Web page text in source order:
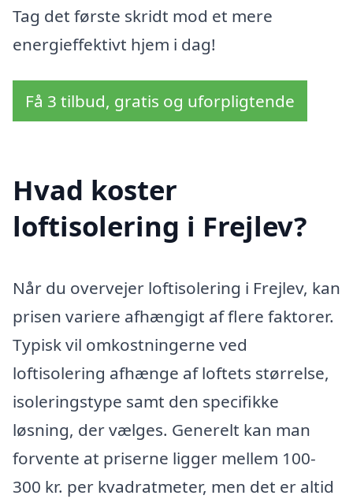
Tag det første skridt mod et mere
energieffektivt hjem i dag!
Få 3 tilbud, gratis og uforpligtende
Hvad koster
loftisolering i Frejlev?
Når du overvejer loftisolering i Frejlev, kan
prisen variere afhængigt af flere faktorer.
Typisk vil omkostningerne ved
loftisolering afhænge af loftets størrelse,
isoleringstype samt den specifikke
løsning, der vælges. Generelt kan man
forvente at priserne ligger mellem 100-
300 kr. per kvadratmeter, men det er altid